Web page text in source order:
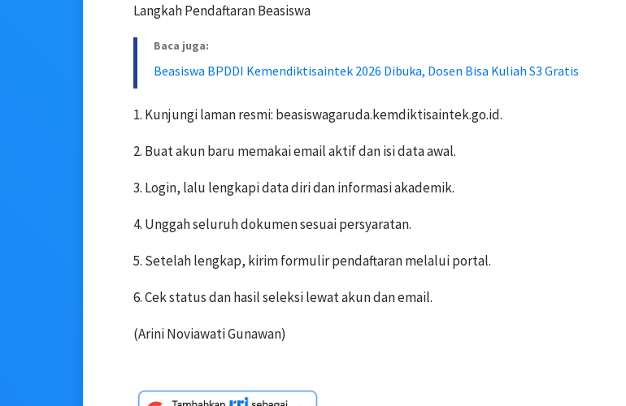
Langkah Pendaftaran Beasiswa
Baca juga:
Beasiswa BPDDI Kemendiktisaintek 2026 Dibuka, Dosen Bisa Kuliah S3 Gratis
1. Kunjungi laman resmi: beasiswagaruda.kemdiktisaintek.go.id.
2. Buat akun baru memakai email aktif dan isi data awal.
3. Login, lalu lengkapi data diri dan informasi akademik.
4. Unggah seluruh dokumen sesuai persyaratan.
5. Setelah lengkap, kirim formulir pendaftaran melalui portal.
6. Cek status dan hasil seleksi lewat akun dan email.
(Arini Noviawati Gunawan)